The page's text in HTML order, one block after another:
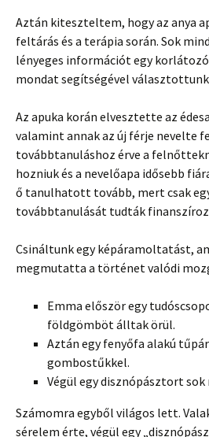
Aztán kiteszteltem, hogy az anya
feltárás és a terápia során. Sok
lényeges információt egy
mondat segítségével
Az apuka korán elvesztette az
valamint annak az új férje nevelte
továbbtanuláshoz érve a
hozniuk és a nevelőapa idősebb
ő tanulhatott tovább, mert csak
továbbtanulását tudták
Csináltunk egy képáramoltatást,
megmutatta a történet valódi
Emma először egy
földgömböt álltak örül.
Aztán egy fenyőfa alakú
gombostűkkel.
Végül egy disznópásztort sok
Számomra egyből világos lett.
sérelem érte, végül egy